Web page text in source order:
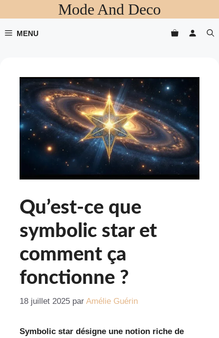
au
contenu
Mode And Deco
MENU
Qu’est-ce que
symbolic star et
comment ça
fonctionne ?
18 juillet 2025 par Amélie Guérin
Symbolic star désigne une notion riche de